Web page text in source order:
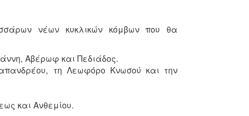
νέων κυκλικών κόμβων που θα
Αβέρωφ και Πεδιάδος.
τη Λεωφόρο Κνωσού και την
και Ανθεμίου.